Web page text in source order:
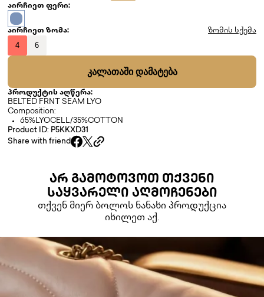
აირჩიეთ ფერი:
აირჩიეთ ზომა: ზომის სქემა
4 6
ᲙᲐᲚᲐᲗᲐᲨᲘ ᲓᲐᲛᲐᲢᲔᲑᲐ
პროდუქტის აღწერა:
BELTED FRNT SEAM LYO
Composition:
65%LYOCELL/35%COTTON
Product ID: P5KKXD31
Share with friend
ᲐᲠ ᲒᲐᲛᲝᲢᲝᲕᲝᲗ ᲗᲥᲕᲔᲜᲘ
ᲡᲐᲧᲕᲐᲠᲔᲚᲘ ᲐᲦᲛᲝᲩᲔᲜᲔᲑᲘ
თქვენ მიერ ბოლოს ნანახი პროდუქცია
იხილეთ აქ.